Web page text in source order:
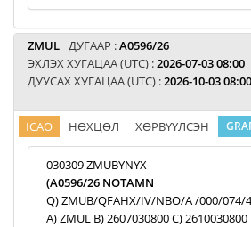
ZMUL ДУГААР :A0596/26
ЭХЛЭХ ХУГАЦАА (UTC) :2026-07-03 08:00
ДУУСАХ ХУГАЦАА (UTC) :2026-10-03 08:00
ICAO НӨХЦӨЛ ХӨРВҮҮЛСЭН
030309 ZMUBYNYX
(A0596/26 NOTAMN
Q) ZMUB/QFAHX/IV/NBO/A /000/074/
A) ZMUL B) 2607030800 C) 2610030800